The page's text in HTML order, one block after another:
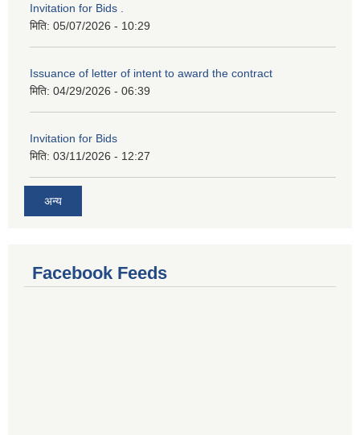
Invitation for Bids .
मिति: 05/07/2026 - 10:29
Issuance of letter of intent to award the contract
मिति: 04/29/2026 - 06:39
Invitation for Bids
मिति: 03/11/2026 - 12:27
अन्य
Facebook Feeds